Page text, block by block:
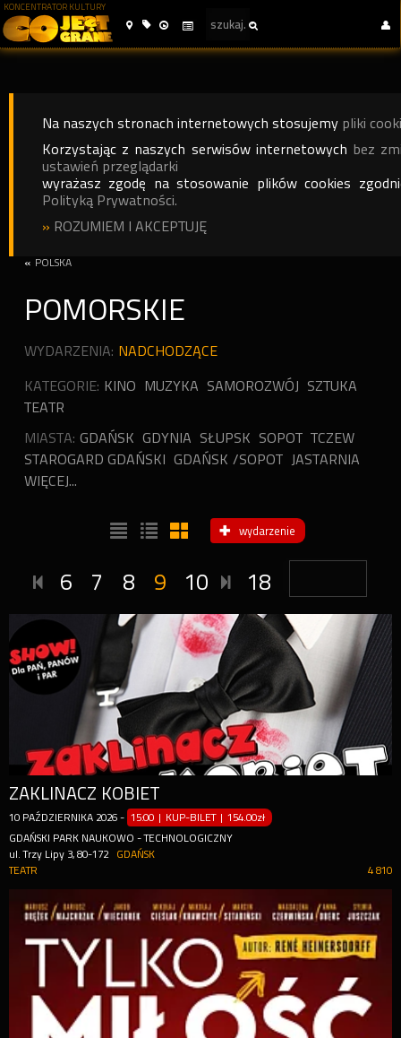
KONCENTRATOR KULTURY
Na naszych stronach internetowych stosujemy pliki
Korzystając z naszych serwisów internetowych bez
ustawień przeglądarki
wyrażasz zgodę na stosowanie plików cookies
Polityką Prywatności.
» ROZUMIEM I AKCEPTUJĘ
« POLSKA
POMORSKIE
WYDARZENIA: NADCHODZĄCE
KATEGORIE: KINO MUZYKA SAMOROZWÓJ SZTUKA
TEATR
MIASTA: GDAŃSK GDYNIA SŁUPSK SOPOT TCZEW
STAROGARD GDAŃSKI GDAŃSK /SOPOT JASTARNIA
WIĘCEJ...
wydarzenie
6 7 8 9 10 18
ZAKLINACZ KOBIET
10 PAŹDZIERNIKA 2026 - 15:00 | KUP-BILET |154.00zł
GDAŃSKI PARK NAUKOWO - TECHNOLOGICZNY
ul. Trzy Lipy 3, 80-172
GDAŃSK
4 810
TEATR